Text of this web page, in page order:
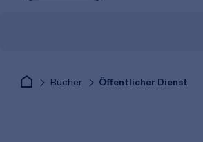
Bücher Öffentlicher Dienst